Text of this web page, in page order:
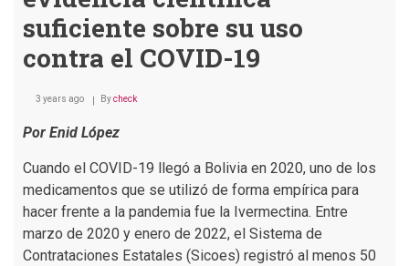
suficiente sobre su uso
contra el COVID-19
3 years ago Bycheck
Por Enid López
Cuando el COVID-19 llegó a Bolivia en 2020, uno de los
medicamentos que se utilizó de forma empírica para
hacer frente a la pandemia fue la Ivermectina. Entre
marzo de 2020 y enero de 2022, el Sistema de
Contrataciones Estatales (Sicoes) registró al menos 50